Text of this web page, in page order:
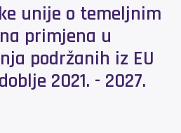
unije o temeljnim
primjena u
podržanih iz EU
2021. - 2027.